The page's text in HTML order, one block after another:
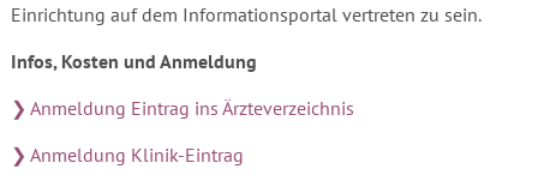
Einrichtung auf dem Informationsportal vertreten zu sein.
Infos, Kosten und Anmeldung
❯ Anmeldung Eintrag ins Ärzteverzeichnis
❯ Anmeldung Klinik-Eintrag